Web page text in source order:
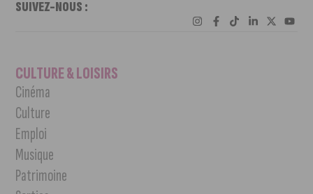
SUIVEZ-NOUS :
CULTURE & LOISIRS
Cinéma
Culture
Emploi
Musique
Patrimoine